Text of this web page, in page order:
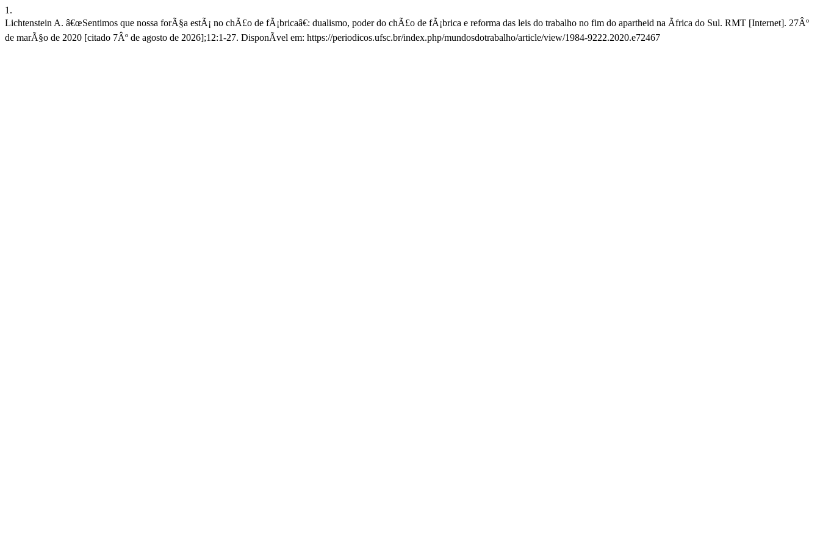
1.
Lichtenstein A. â€œSentimos que nossa forÃ§a estÃ¡ no chÃ£o de fÃ¡bricaâ€: dualismo, poder do chÃ£o de fÃ¡brica e reforma das leis do trabalho no fim do apartheid na Ãfrica do Sul. RMT [Internet]. 27Âº
de marÃ§o de 2020 [citado 7Âº de agosto de 2026];12:1-27. DisponÃ­vel em: https://periodicos.ufsc.br/index.php/mundosdotrabalho/article/view/1984-9222.2020.e72467